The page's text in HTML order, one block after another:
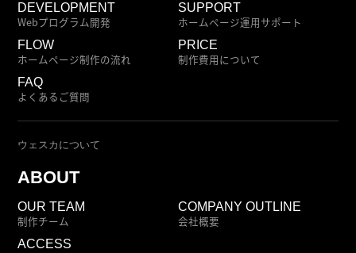
DEVELOPMENT
Webプログラム開発
SUPPORT
ホームページ運用サポート
FLOW
ホームページ制作の流れ
PRICE
制作費用について
FAQ
よくあるご質問
ウェスカについて
ABOUT
OUR TEAM
制作チーム
COMPANY OUTLINE
会社概要
ACCESS